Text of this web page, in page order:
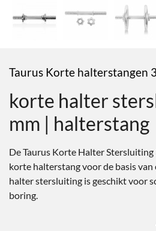
Taurus Korte halterstangen
korte halter
mm | halterstang
De Taurus Korte Halter Stersluiting
korte halterstang voor de basis
halter stersluiting is geschikt voor
boring.